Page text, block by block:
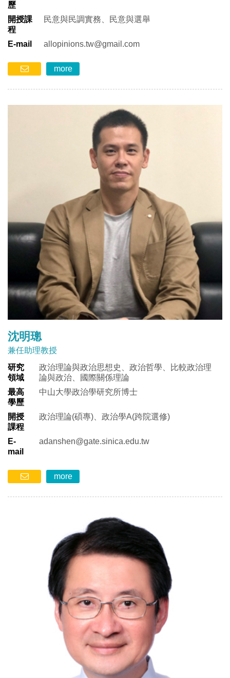
歷
開授課
程
民意與民調實務、民意與選舉
E-mail allopinions.tw@gmail.com
more
沈明璁
兼任助理教授
研究
領域
政治理論與政治思想史、政治哲學、比較政治理
論與政治、國際關係理論
最高
學歷
中山大學政治學研究所博士
開授
課程
政治理論(碩專)、政治學A(跨院選修)
E-
mail
adanshen@gate.sinica.edu.tw
more